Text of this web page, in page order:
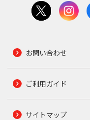
お問い合わせ
ご利用ガイド
サイトマップ